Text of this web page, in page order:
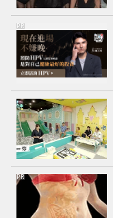
PR
PR